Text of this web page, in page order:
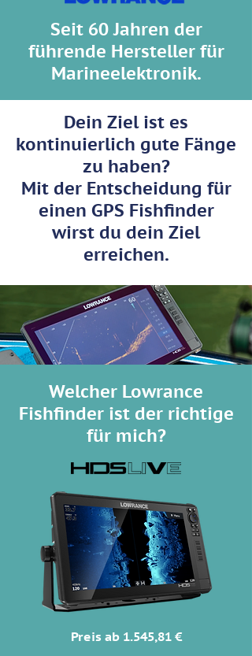
Seit 60 Jahren der
führende Hersteller für
Marineelektronik.
Dein Ziel ist es
kontinuierlich gute Fänge
zu haben?
Mit der Entscheidung für
einen GPS Fishfinder
wirst du dein Ziel
erreichen.
Welcher Lowrance
Fishfinder ist der richtige
für mich?
Preis ab 1.545,81 €